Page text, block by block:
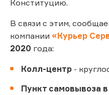
Конституцию.
В связи с этим,
компании «Курьер
2020 года:
Колл-центр -
Пункт самовывоза